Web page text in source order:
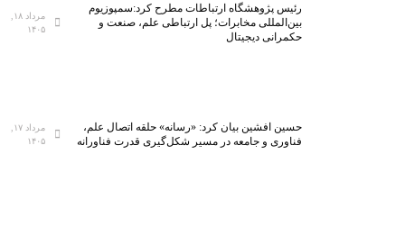
رئیس پژوهشگاه ارتباطات مطرح کرد:سمپوزیوم
بین‌المللی مخابرات؛ پل ارتباطی علم، صنعت و
حکمرانی دیجیتال
۱۴۰۵
حسین افشین بیان کرد: «رسانه» حلقه اتصال علم،
فناوری و جامعه در مسیر شکل‌گیری قدرت فناورانه
۱۴۰۵